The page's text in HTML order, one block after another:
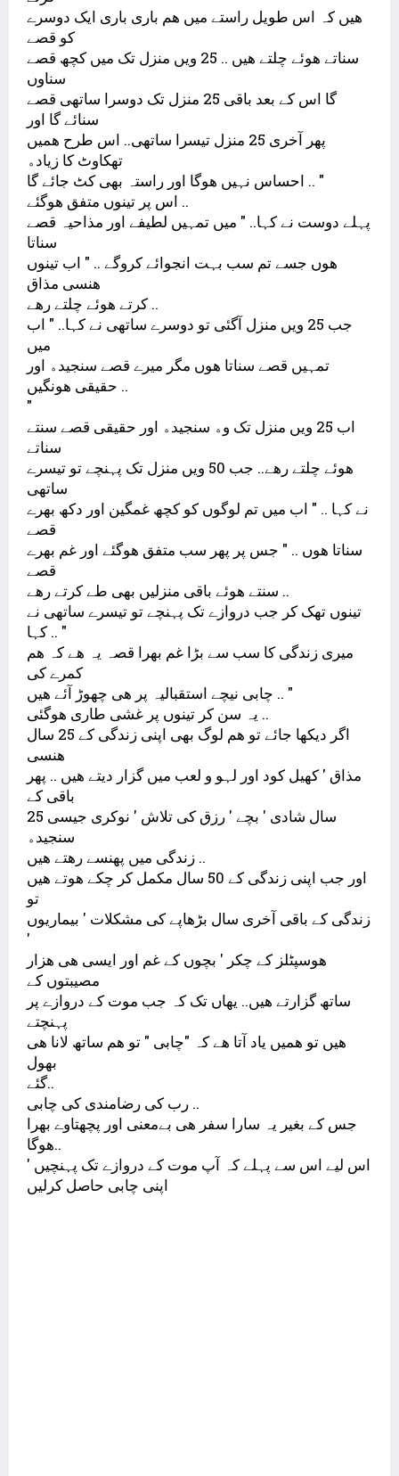
ﮬﯿﮟ ﮐﮧ ﺍﺱ ﻃﻮﯾﻞ ﺭﺍﺳﺘﮯ ﻣﯿﮟ ﮬﻢ ﺑﺎﺭﯼ ﺑﺎﺭﯼ ﺍﯾﮏ ﺩﻭﺳﺮﮮ
ﮐﻮ ﻗﺼﮯ
ﺳﻨﺎﺗﮯ ﮬﻮﺋﮯ ﭼﻠﺘﮯ ﮬﯿﮟ .. 25 ﻭﯾﮟ ﻣﻨﺰﻝ ﺗﮏ ﻣﯿﮟ ﮐﭽﮫ ﻗﺼﮯ
ﺳﻨﺎﻭﮞ
ﮔﺎ ﺍﺱ ﮐﮯ ﺑﻌﺪ ﺑﺎﻗﯽ 25 ﻣﻨﺰﻝ ﺗﮏ ﺩﻭﺳﺮﺍ ﺳﺎﺗﮭﯽ ﻗﺼﮯ
ﺳﻨﺎﺋﮯ ﮔﺎ ﺍﻭﺭ
ﭘﮭﺮ ﺁﺧﺮﯼ 25 ﻣﻨﺰﻝ ﺗﯿﺴﺮﺍ ﺳﺎﺗﮭﯽ.. ﺍﺱ ﻃﺮﺡ ﮬﻤﯿﮟ
ﺗﮭﮑﺎﻭﭦ ﮐﺎ ﺯﯾﺎﺩﮦ
ﺍﺣﺴﺎﺱ ﻧﮩﯿﮟ ﮬﻮﮔﺎ ﺍﻭﺭ ﺭﺍﺳﺘﮧ ﺑﮭﯽ ﮐﭧ ﺟﺎﺋﮯ ﮔﺎ .. "
ﺍﺱ ﭘﺮ ﺗﯿﻨﻮﮞ ﻣﺘﻔﻖ ﮬﻮﮔﺌﮯ ..
ﭘﮩﻠﮯ ﺩﻭﺳﺖ ﻧﮯ ﮐﮩﺎ.. " ﻣﯿﮟ ﺗﻤﮩﯿﮟ ﻟﻄﯿﻔﮯ ﺍﻭﺭ ﻣﺬﺍﺣﯿﮧ ﻗﺼﮯ
ﺳﻨﺎﺗﺎ
ﮬﻮﮞ ﺟﺴﮯ ﺗﻢ ﺳﺐ ﺑﮩﺖ ﺍﻧﺠﻮﺍﺋﮯ ﮐﺮﻭﮔﮯ .. " ﺍﺏ ﺗﯿﻨﻮﮞ
ﮬﻨﺴﯽ ﻣﺬﺍﻕ
ﮐﺮﺗﮯ ﮬﻮﺋﮯ ﭼﻠﺘﮯ ﺭﮬﮯ ..
ﺟﺐ 25 ﻭﯾﮟ ﻣﻨﺰﻝ ﺁﮔﺌﯽ ﺗﻮ ﺩﻭﺳﺮﮮ ﺳﺎﺗﮭﯽ ﻧﮯ ﮐﮩﺎ.. " ﺍﺏ
ﻣﯿﮟ
ﺗﻤﮩﯿﮟ ﻗﺼﮯ ﺳﻨﺎﺗﺎ ﮬﻮﮞ ﻣﮕﺮ ﻣﯿﺮﮮ ﻗﺼﮯ ﺳﻨﺠﯿﺪﮦ ﺍﻭﺭ
ﺣﻘﯿﻘﯽ ﮬﻮﻧﮕﯿﮟ ..
"
ﺍﺏ 25 ﻭﯾﮟ ﻣﻨﺰﻝ ﺗﮏ ﻭﮦ ﺳﻨﺠﯿﺪﮦ ﺍﻭﺭ ﺣﻘﯿﻘﯽ ﻗﺼﮯ ﺳﻨﺘﮯ
ﺳﻨﺎﺗﮯ
ﮬﻮﺋﮯ ﭼﻠﺘﮯ ﺭﮬﮯ.. ﺟﺐ 50 ﻭﯾﮟ ﻣﻨﺰﻝ ﺗﮏ ﭘﮩﻨﭽﮯ ﺗﻮ ﺗﯿﺴﺮﮮ
ﺳﺎﺗﮭﯽ
ﻧﮯ ﮐﮩﺎ .. " ﺍﺏ ﻣﯿﮟ ﺗﻢ ﻟﻮﮔﻮﮞ ﮐﻮ ﮐﭽﮫ ﻏﻤﮕﯿﻦ ﺍﻭﺭ ﺩﮐﮫ ﺑﮭﺮﮮ
ﻗﺼﮯ
ﺳﻨﺎﺗﺎ ﮬﻮﮞ .. " ﺟﺲ ﭘﺮ ﭘﮭﺮ ﺳﺐ ﻣﺘﻔﻖ ﮬﻮﮔﺌﮯ ﺍﻭﺭ ﻏﻢ ﺑﮭﺮﮮ
ﻗﺼﮯ
ﺳﻨﺘﮯ ﮬﻮﺋﮯ ﺑﺎﻗﯽ ﻣﻨﺰﻟﯿﮟ ﺑﮭﯽ ﻃﮯ ﮐﺮﺗﮯ ﺭﮬﮯ ..
ﺗﯿﻨﻮﮞ ﺗﮭﮏ ﮐﺮ ﺟﺐ ﺩﺭﻭﺍﺯﮮ ﺗﮏ ﭘﮩﻨﭽﮯ ﺗﻮ ﺗﯿﺴﺮﮮ ﺳﺎﺗﮭﯽ ﻧﮯ
ﮐﮩﺎ .. "
ﻣﯿﺮﯼ ﺯﻧﺪﮔﯽ ﮐﺎ ﺳﺐ ﺳﮯ ﺑﮍﺍ ﻏﻢ ﺑﮭﺮﺍ ﻗﺼﮧ ﯾﮧ ﮬﮯ ﮐﮧ ﮬﻢ
ﮐﻤﺮﮮ ﮐﯽ
ﭼﺎﺑﯽ ﻧﯿﭽﮯ ﺍﺳﺘﻘﺒﺎﻟﯿﮧ ﭘﺮ ﮬﯽ ﭼﮭﻮﮌ ﺁﺋﮯ ﮬﯿﮟ .. "
ﯾﮧ ﺳﻦ ﮐﺮ ﺗﯿﻨﻮﮞ ﭘﺮ ﻏﺸﯽ ﻃﺎﺭﯼ ﮬﻮﮔﺌﯽ ..
ﺍﮔﺮ ﺩﯾﮑﮭﺎ ﺟﺎﺋﮯ ﺗﻮ ﮬﻢ ﻟﻮﮒ ﺑﮭﯽ ﺍﭘﻨﯽ ﺯﻧﺪﮔﯽ ﮐﮯ 25 ﺳﺎﻝ
ﮬﻨﺴﯽ
ﻣﺬﺍﻕ ' ﮐﮭﯿﻞ ﮐﻮﺩ ﺍﻭﺭ ﻟﮩﻮ ﻭ ﻟﻌﺐ ﻣﯿﮟ ﮔﺰﺍﺭ ﺩﯾﺘﮯ ﮬﯿﮟ .. ﭘﮭﺮ
ﺑﺎﻗﯽ ﮐﮯ
25 ﺳﺎﻝ ﺷﺎﺩﯼ ' ﺑﭽﮯ ' ﺭﺯﻕ ﮐﯽ ﺗﻼﺵ ' ﻧﻮﮐﺮﯼ ﺟﯿﺴﯽ
ﺳﻨﺠﯿﺪﮦ
ﺯﻧﺪﮔﯽ ﻣﯿﮟ ﭘﮭﻨﺴﮯ ﺭﮬﺘﮯ ﮬﯿﮟ ..
ﺍﻭﺭ ﺟﺐ ﺍﭘﻨﯽ ﺯﻧﺪﮔﯽ ﮐﮯ 50 ﺳﺎﻝ ﻣﮑﻤﻞ ﮐﺮ ﭼﮑﮯ ﮬﻮﺗﮯ ﮬﯿﮟ
ﺗﻮ
ﺯﻧﺪﮔﯽ ﮐﮯ ﺑﺎﻗﯽ ﺁﺧﺮﯼ ﺳﺎﻝ ﺑﮍﮬﺎﭘﮯ ﮐﯽ ﻣﺸﮑﻼﺕ ' ﺑﯿﻤﺎﺭﯾﻮﮞ
'
ﮬﻮﺳﭙﭩﻠﺰ ﮐﮯ ﭼﮑﺮ ' ﺑﭽﻮﮞ ﮐﮯ ﻏﻢ ﺍﻭﺭ ﺍﯾﺴﯽ ﮬﯽ ﮬﺰﺍﺭ
ﻣﺼﯿﺒﺘﻮﮞ ﮐﮯ
ﺳﺎﺗﮫ ﮔﺰﺍﺭﺗﮯ ﮬﯿﮟ.. ﯾﮭﺎﮞ ﺗﮏ ﮐﮧ ﺟﺐ ﻣﻮﺕ ﮐﮯ ﺩﺭﻭﺍﺯﮮ ﭘﺮ
ﭘﮩﻨﭽﺘﮯ
ﮬﯿﮟ ﺗﻮ ﮬﻤﯿﮟ ﯾﺎﺩ ﺁﺗﺎ ﮬﮯ ﮐﮧ "ﭼﺎﺑﯽ " ﺗﻮ ﮬﻢ ﺳﺎﺗﮫ ﻻﻧﺎ ﮬﯽ
ﺑﮭﻮﻝ
ﮔﺌﮯ..
ﺭﺏ ﮐﯽ ﺭﺿﺎﻣﻨﺪﯼ ﮐﯽ ﭼﺎﺑﯽ ..
ﺟﺲ ﮐﮯ ﺑﻐﯿﺮ ﯾﮧ ﺳﺎﺭﺍ ﺳﻔﺮ ﮬﯽ ﺑﮯﻣﻌﻨﯽ ﺍﻭﺭ ﭘﭽﮭﺘﺎﻭﮮ ﺑﮭﺮﺍ
ﮬﻮﮔﺎ..
ﺍﺱ ﻟﯿﮯ ﺍﺱ ﺳﮯ ﭘﮩﻠﮯ ﮐﮧ ﺁﭖ ﻣﻮﺕ ﮐﮯ ﺩﺭﻭﺍﺯﮮ ﺗﮏ ﭘﮩﻨﭽﯿﮟ '
ﺍﭘﻨﯽ ﭼﺎﺑﯽ ﺣﺎﺻﻞ ﮐﺮﻟﯿﮟ